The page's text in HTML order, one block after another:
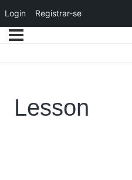
Lesson
Login Registrar-se